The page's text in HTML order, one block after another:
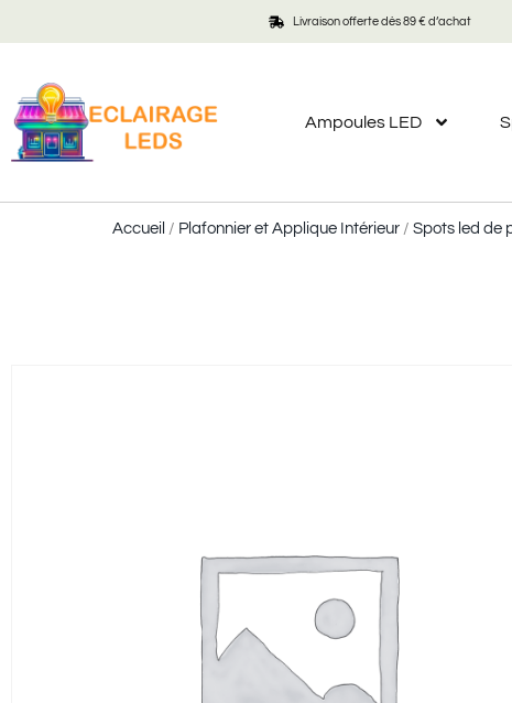
Livraison offerte dès 89 € d’achat
Ampoules LED
Accueil / Plafonnier et Applique Intérieur / Spots led de